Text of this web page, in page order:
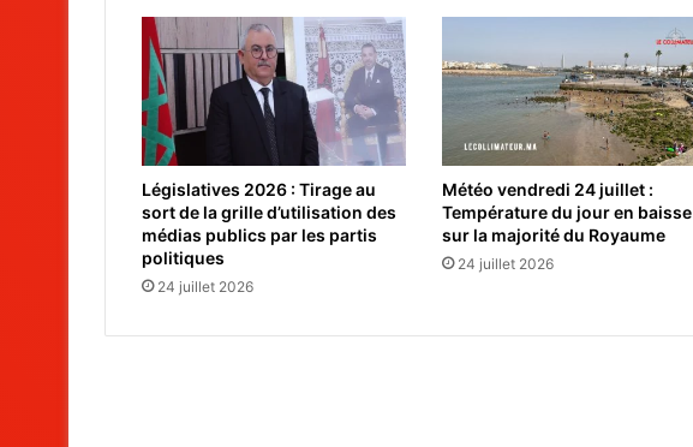
Législatives 2026 : Tirage au
sort de la grille d’utilisation des
médias publics par les partis
politiques
24 juillet 2026
Météo vendredi 24 juillet :
Température du jour en baisse
sur la majorité du Royaume
24 juillet 2026